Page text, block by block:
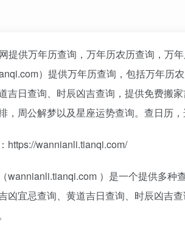
提供万年历查询，万年历农历查询，万
）提供万年历查询，包括万年历
吉日查询、时辰凶吉查询，提供免费搬
，周公解梦以及星座运势查询。查日历
https://wannianli.tianqi.com/
wannianli.tianqi.com ）是一个提供多种
凶宜忌查询、黄道吉日查询、时辰凶吉